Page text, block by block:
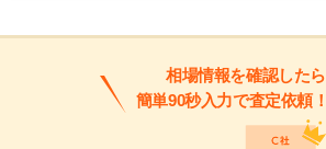
相場情報を確認したら
簡単90秒入力で査定依頼！